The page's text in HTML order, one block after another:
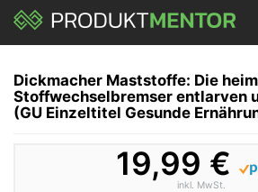
Skip
main
Dickmacher Maststoffe: Die
Stoffwechselbremser entlarven
(GU Einzeltitel Gesunde
19,99 €
inkl. MwSt.